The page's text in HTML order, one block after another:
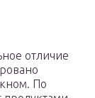
отличие
По